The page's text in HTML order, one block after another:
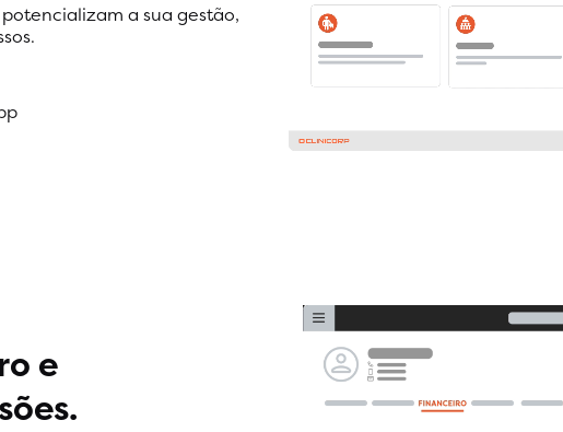
a sua gestão,
e